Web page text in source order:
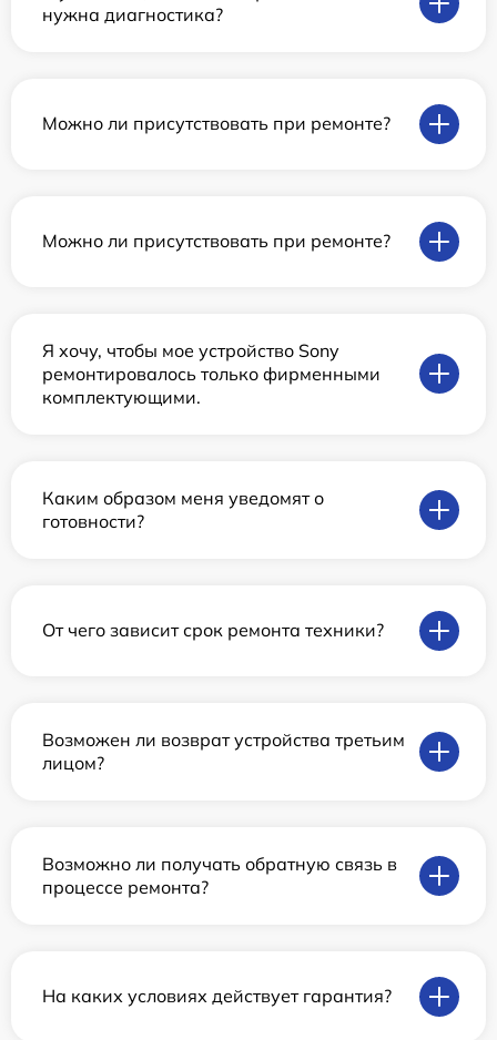
нужна диагностика?
Можно ли присутствовать при ремонте?
Можно ли присутствовать при ремонте?
Я хочу, чтобы мое устройство Sony
ремонтировалось только фирменными
комплектующими.
Каким образом меня уведомят о
готовности?
От чего зависит срок ремонта техники?
Возможен ли возврат устройства третьим
лицом?
Возможно ли получать обратную связь в
процессе ремонта?
На каких условиях действует гарантия?